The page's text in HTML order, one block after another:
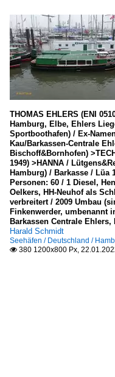
THOMAS EHLERS (ENI
Hamburg, Elbe, Ehlers
Sportboothafen) / Ex-
Kau/Barkassen-Centrale
Bischoff&Bornhofen)
1949) >HANNA /
Hamburg) / Barkasse / Lüa
Personen: 60 / 1 Diesel,
Oelkers, HH-Neuhof als
verbreitert / 2009 Umbau
Finkenwerder, umbenannt
Barkassen Centrale Ehlers,
Harald Schmidt
Seehäfen / Deutschland /
 380 1200x800 Px,